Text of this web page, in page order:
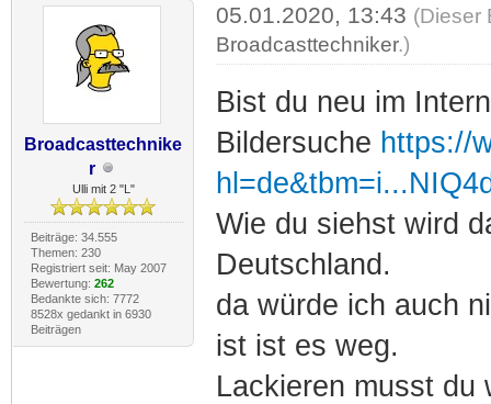
Broadcasttechnike
r
Ulli mit 2 "L"
Beiträge: 34.555
Themen: 230
Registriert seit: May 2007
Bewertung: 262
Bedankte sich: 7772
8528x gedankt in 6930
Beiträgen
05.01.2020, 13:43 (Dieser
Broadcasttechniker.)
Bist du neu im
Bildersuche https://
Wie du siehst wird
Deutschland.
da würde ich auch
ist ist es weg.
Lackieren musst du